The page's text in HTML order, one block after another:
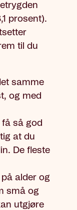
prosent).
til du
samme
og med
så god
at du
De fleste
alder og
små og
utgjøre